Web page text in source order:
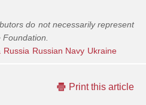
do not necessarily represent
Russia Russian Navy Ukraine
Print this article